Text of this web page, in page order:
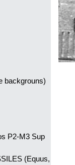
backgrouns)
P2-M3 Sup
(Equus,